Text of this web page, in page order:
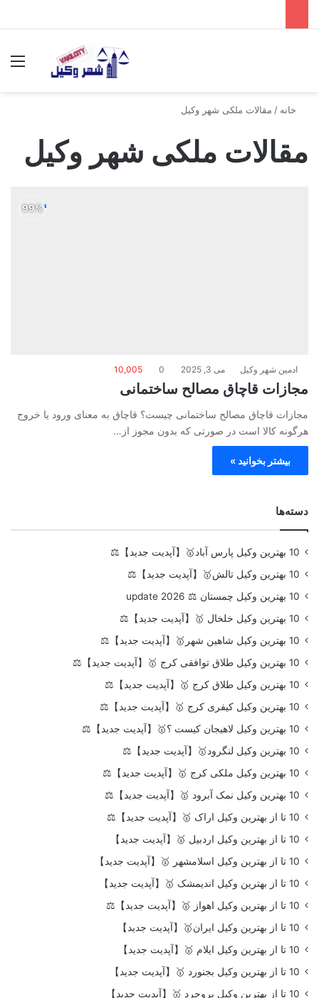
خانه / مقالات ملکی شهر وکیل
مقالات ملکی شهر وکیل
ادمین شهر وکیل می 3, 2025 0
10,005
مجازات قاچاق مصالح ساختمانی
مجازات قاچاق مصالح ساختمانی چیست؟ قاچاق به معنای ورود یا خروج
هرگونه کالا است در صورتی که بدون مجوز از…
بیشتر بخوانید »
دسته‌ها
10 بهترین وکیل پارس آباد🥇【آپدیت جدید】⚖️
10 بهترین وکیل تالش🥇【آپدیت جدید】⚖️
10 بهترین وکیل چمستان ⚖️ update 2026
10 بهترین وکیل خلخال 🥇【آپدیت جدید】⚖️
10 بهترین وکیل شاهین شهر🥇【آپدیت جدید】⚖️
10 بهترین وکیل طلاق توافقی کرج 🥇【آپدیت جدید】⚖️
10 بهترین وکیل طلاق کرج 🥇【آپدیت جدید】⚖️
10 بهترین وکیل کیفری کرج 🥇【آپدیت جدید】⚖️
10 بهترین وکیل لاهیجان کیست ؟🥇【آپدیت جدید】⚖️
10 بهترین وکیل لنگرود🥇【آپدیت جدید】⚖️
10 بهترین وکیل ملکی کرج 🥇【آپدیت جدید】⚖️
10 بهترین وکیل نمک آبرود 🥇【آپدیت جدید】⚖️
10 تا از بهترین وکیل اراک 🥇【آپدیت جدید】⚖️
10 تا از بهترین وکیل اردبیل 🥇【آپدیت جدید】
10 تا از بهترین وکیل اسلامشهر 🥇【آپدیت جدید】
10 تا از بهترین وکیل اندیمشک 🥇【آپدیت جدید】
10 تا از بهترین وکیل اهواز 🥇【آپدیت جدید】⚖️
10 تا از بهترین وکیل ایران🥇【آپدیت جدید】
10 تا از بهترین وکیل ایلام 🥇【آپدیت جدید】
10 تا از بهترین وکیل بجنورد 🥇【آپدیت جدید】
10 تا از بهترین وکیل بروجرد 🥇【آپدیت جدید】